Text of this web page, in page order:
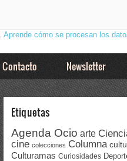
Aprende cómo se procesan los
Contacto Newsletter
Etiquetas
Agenda Ocio arte
cine colecciones Columna
Culturamas Curiosidades